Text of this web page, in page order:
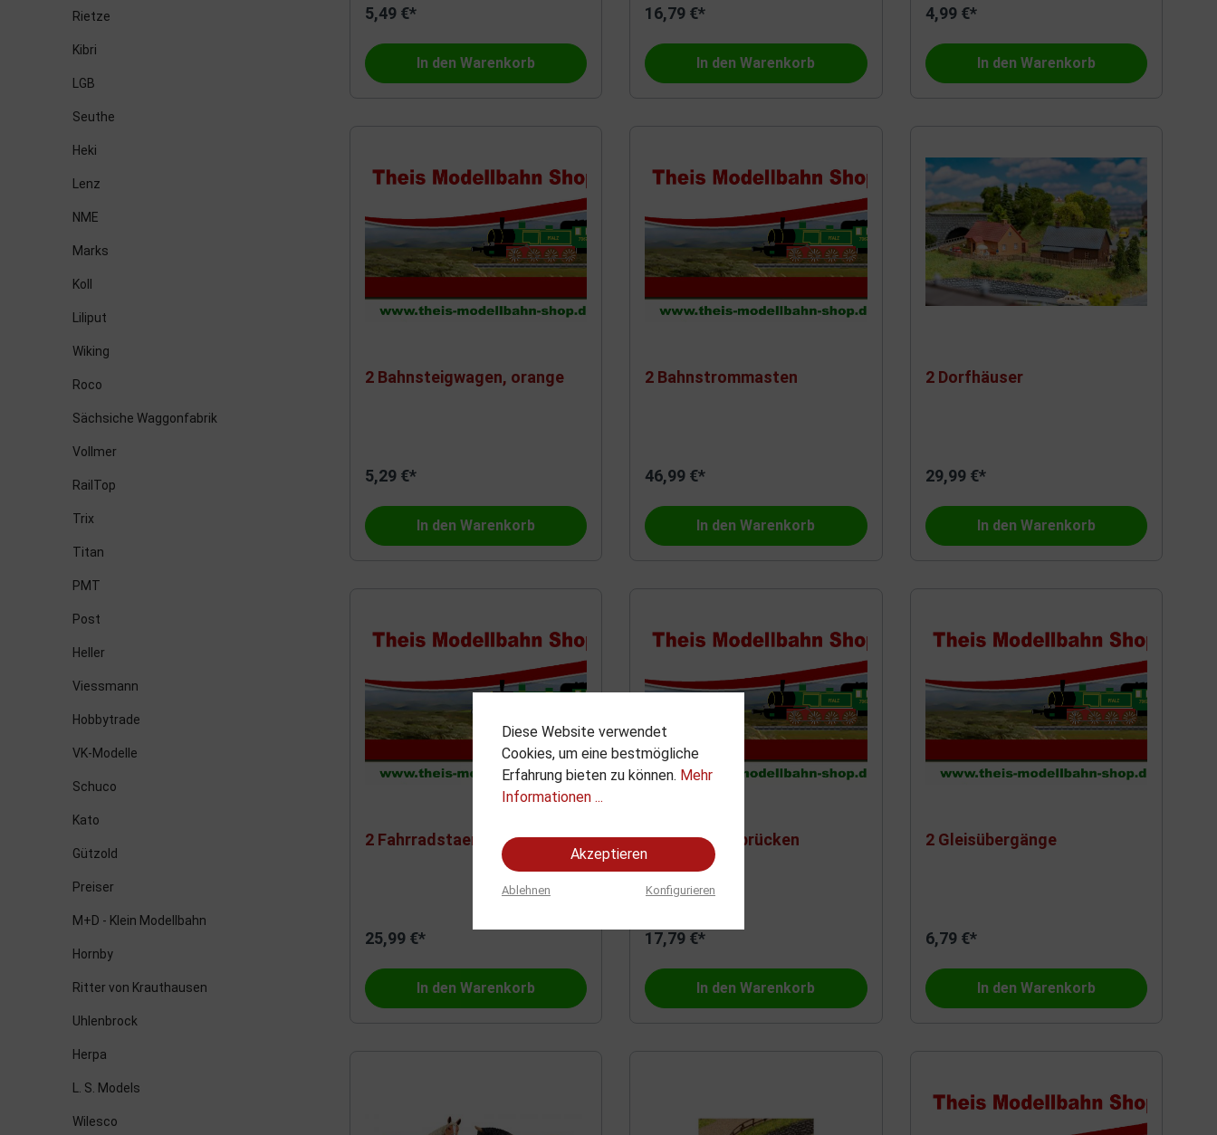
Albedo Brawa Beli-Beco
Rietze
Kibri
LGB
Seuthe
Heki
Lenz
NME
Marks
Koll
Liliput
Wiking
Roco
Sächsiche Waggonfabrik
Vollmer
RailTop
Trix
Titan
PMT
Post
Heller
Viessmann
Hobbytrade
VK-Modelle
Schuco
Kato
Gützold
Preiser
M+D - Klein Modellbahn
Hornby
Ritter von Krauthausen
Uhlenbrock
Herpa
L. S. Models
Wilesco
5,49 €*
In den Warenkorb
16,79 €*
In den Warenkorb
4,99 €*
In den Warenkorb
2 Bahnsteigwagen, orange
5,29 €*
In den Warenkorb
2 Bahnstrommasten
46,99 €*
In den Warenkorb
2 Dorfhäuser
29,99 €*
In den Warenkorb
2 Fahrradstaender+Fa
25,99 €*
In den Warenkorb
2 Fußgängerbrücken
17,79 €*
In den Warenkorb
2 Gleisübergänge
6,79 €*
In den Warenkorb
Diese Website verwendet
Cookies, um eine bestmögliche
Erfahrung bieten zu können. Mehr
Informationen ...
Akzeptieren
Ablehnen Konfigurieren